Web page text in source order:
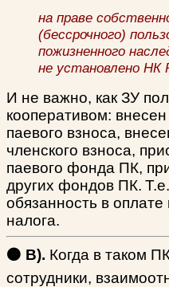
на праве
(бессрочного)
пожизненного
не установлено НК
И не важно, как ЗУ
кооперативом:
паевого взноса,
членского взноса,
паевого фонда ПК,
других фондов ПК.
обязанность в
налога.
🟠 В). Когда в таком
сотрудники,